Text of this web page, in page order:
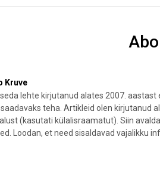
Kruve
lehte kirjutanud alates 2007.
teha. Artikleid olen kirjutanud
(kasutati külalisraamatut). Siin
Loodan, et need sisaldavad vajalikku